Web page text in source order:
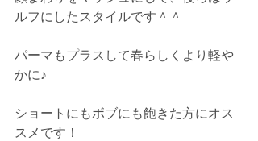
ルフにしたスタイルです＾＾
パーマもプラスして春らしくより軽や
かに♪
ショートにもボブにも飽きた方にオス
スメです！